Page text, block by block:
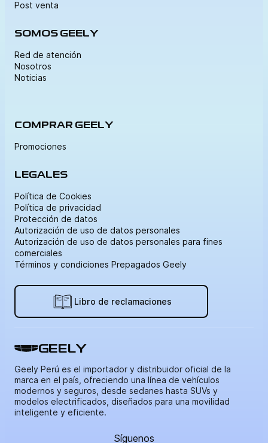
Post venta
SOMOS GEELY
Red de atención
Nosotros
Noticias
COMPRAR GEELY
Promociones
LEGALES
Política de Cookies
Política de privacidad
Protección de datos
Autorización de uso de datos personales
Autorización de uso de datos personales para fines
comerciales
Términos y condiciones Prepagados Geely
Libro de reclamaciones
GEELY
Geely Perú es el importador y distribuidor oficial de la
marca en el país, ofreciendo una línea de vehículos
modernos y seguros, desde sedanes hasta SUVs y
modelos electrificados, diseñados para una movilidad
inteligente y eficiente.
Síguenos